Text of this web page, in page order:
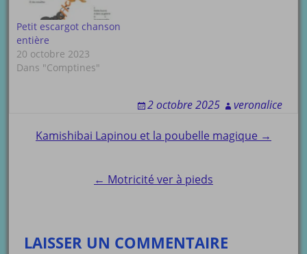
Petit escargot chanson
entière
20 octobre 2023
Dans "Comptines"
2 octobre 2025 veronalice
Post
navigation
Kamishibai Lapinou et la poubelle magique →
← Motricité ver à pieds
LAISSER UN COMMENTAIRE